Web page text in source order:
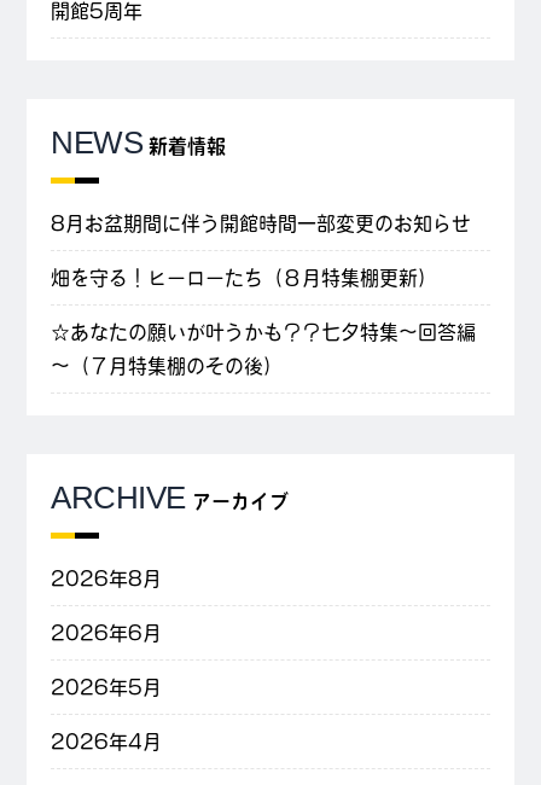
開館5周年
NEWS 新着情報
8月お盆期間に伴う開館時間一部変更のお知らせ
畑を守る！ヒーローたち（８月特集棚更新）
☆あなたの願いが叶うかも？？七夕特集～回答編
～（７月特集棚のその後）
ARCHIVE アーカイブ
2026年8月
2026年6月
2026年5月
2026年4月